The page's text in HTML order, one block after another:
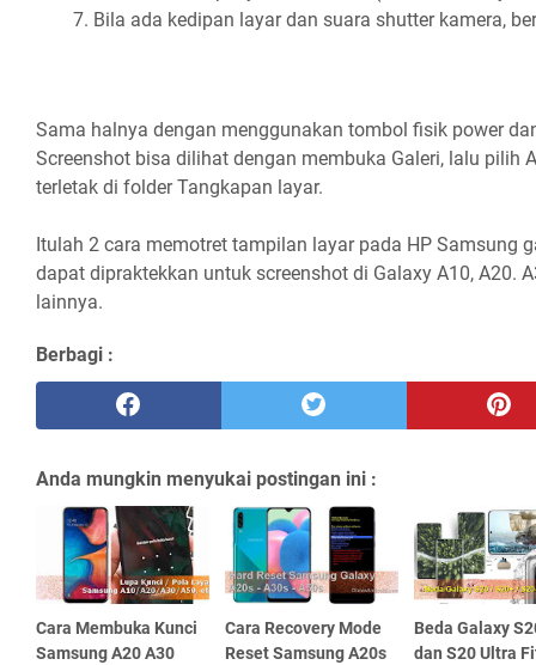
Bila ada kedipan layar dan suara shutter kamera,
Sama halnya dengan menggunakan tombol fisik power
Screenshot bisa dilihat dengan membuka Galeri, lalu pilih
terletak di folder Tangkapan layar.
Itulah 2 cara memotret tampilan layar pada HP Samsung
dapat dipraktekkan untuk screenshot di Galaxy A10, A20.
lainnya.
Berbagi :
Anda mungkin menyukai postingan ini :
Cara Membuka Kunci
Samsung A20 A30
Cara Recovery Mode
Reset Samsung A20s
Beda Galaxy
dan S20 Ultra